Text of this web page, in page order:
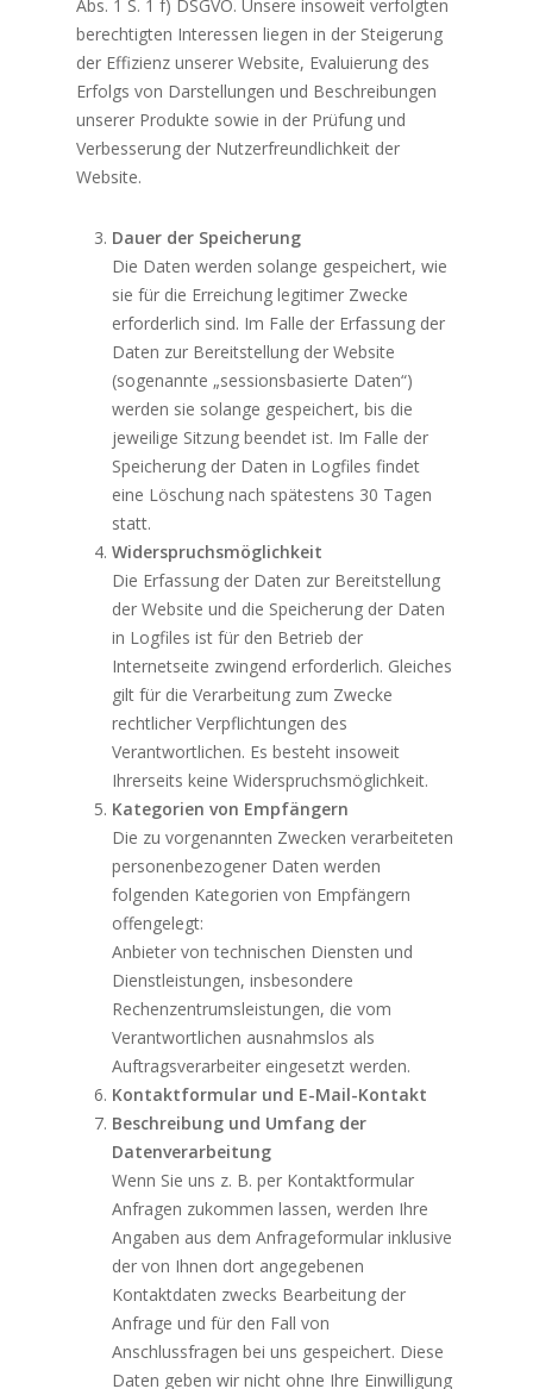
Abs. 1 S. 1 f) DSGVO. Unsere insoweit verfolgten
berechtigten Interessen liegen in der Steigerung
der Effizienz unserer Website, Evaluierung des
Erfolgs von Darstellungen und Beschreibungen
unserer Produkte sowie in der Prüfung und
Verbesserung der Nutzerfreundlichkeit der
Website.
Dauer der Speicherung
Die Daten werden solange gespeichert, wie
sie für die Erreichung legitimer Zwecke
erforderlich sind. Im Falle der Erfassung der
Daten zur Bereitstellung der Website
(sogenannte „sessionsbasierte Daten“)
werden sie solange gespeichert, bis die
jeweilige Sitzung beendet ist. Im Falle der
Speicherung der Daten in Logfiles findet
eine Löschung nach spätestens 30 Tagen
statt.
Widerspruchsmöglichkeit
Die Erfassung der Daten zur Bereitstellung
der Website und die Speicherung der Daten
in Logfiles ist für den Betrieb der
Internetseite zwingend erforderlich. Gleiches
gilt für die Verarbeitung zum Zwecke
rechtlicher Verpflichtungen des
Verantwortlichen. Es besteht insoweit
Ihrerseits keine Widerspruchsmöglichkeit.
Kategorien von Empfängern
Die zu vorgenannten Zwecken verarbeiteten
personenbezogener Daten werden
folgenden Kategorien von Empfängern
offengelegt:
Anbieter von technischen Diensten und
Dienstleistungen, insbesondere
Rechenzentrumsleistungen, die vom
Verantwortlichen ausnahmslos als
Auftragsverarbeiter eingesetzt werden.
Kontaktformular und E-Mail-Kontakt
Beschreibung und Umfang der
Datenverarbeitung
Wenn Sie uns z. B. per Kontaktformular
Anfragen zukommen lassen, werden Ihre
Angaben aus dem Anfrageformular inklusive
der von Ihnen dort angegebenen
Kontaktdaten zwecks Bearbeitung der
Anfrage und für den Fall von
Anschlussfragen bei uns gespeichert. Diese
Daten geben wir nicht ohne Ihre Einwilligung